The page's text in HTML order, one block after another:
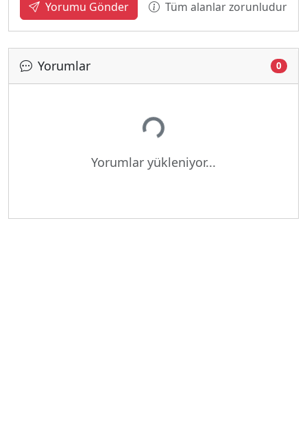
Yorumu Gönder Tüm alanlar zorunludur
Yorumlar 0
Yükleniyor...
Yorumlar yükleniyor...